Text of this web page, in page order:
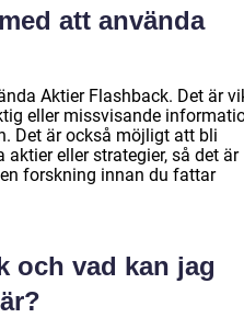
att använda
Aktier Flashback. Det är
eller missvisande
Det är också möjligt att bli
eller strategier, så det är
forskning innan du fattar
och vad kan jag